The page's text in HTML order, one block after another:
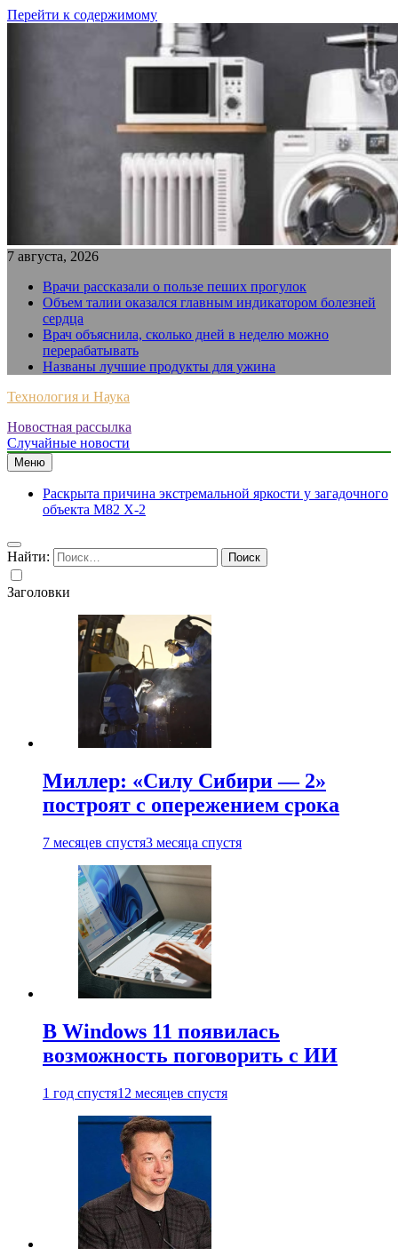
Перейти к содержимому
7 августа, 2026
Врачи рассказали о пользе пеших прогулок
Объем талии оказался главным индикатором болезней
сердца
Врач объяснила, сколько дней в неделю можно
перерабатывать
Названы лучшие продукты для ужина
Технология и Наука
Новостная рассылка
Случайные новости
Меню
Раскрыта причина экстремальной яркости у загадочного
объекта M82 X-2
Найти:
Заголовки
Миллер: «Силу Сибири — 2»
построят с опережением срока
7 месяцев спустя3 месяца спустя
В Windows 11 появилась
возможность поговорить с ИИ
1 год спустя12 месяцев спустя